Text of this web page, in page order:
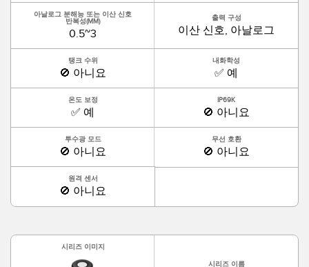
아날로그 분해능 또는 이산 신호
반복성(MM)
0.5~3
출력 구성
이산 신호, 아날로그
탱크 수위
🚫 아니요
내화학성
✅ 예
온도 보정
✅ 예
IP69K
🚫 아니요
투수광 모드
🚫 아니요
무선 호환
🚫 아니요
원격 센서
🚫 아니요
시리즈 이미지
시리즈 이름